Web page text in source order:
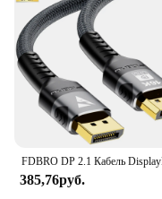
385,76руб.